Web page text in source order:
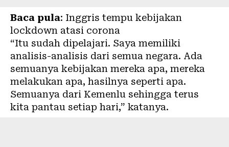
Baca pula: Inggris tempu kebijakan
lockdown atasi corona
“Itu sudah dipelajari. Saya memiliki
analisis-analisis dari semua negara. Ada
semuanya kebijakan mereka apa, mereka
melakukan apa, hasilnya seperti apa.
Semuanya dari Kemenlu sehingga terus
kita pantau setiap hari,” katanya.